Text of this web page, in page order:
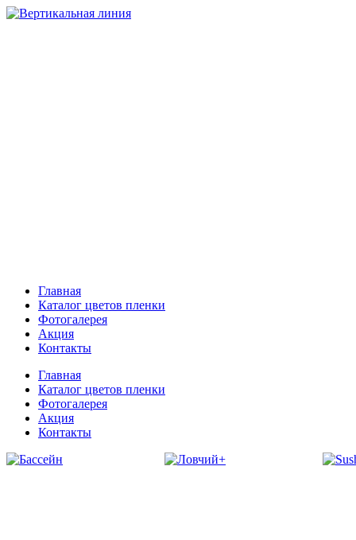
Главная
Каталог цветов пленки
Фотогалерея
Акция
Контакты
Главная
Каталог цветов пленки
Фотогалерея
Акция
Контакты